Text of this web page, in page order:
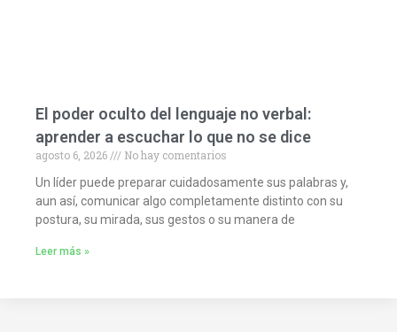
El poder oculto del lenguaje no verbal:
aprender a escuchar lo que no se dice
agosto 6, 2026
No hay comentarios
Un líder puede preparar cuidadosamente sus palabras y,
aun así, comunicar algo completamente distinto con su
postura, su mirada, sus gestos o su manera de
Leer más »